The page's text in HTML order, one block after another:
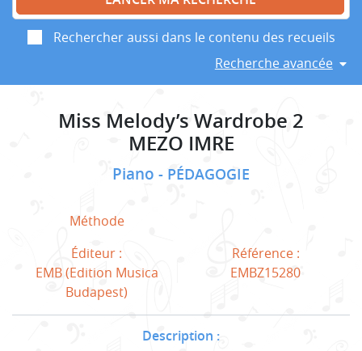
Rechercher aussi dans le contenu des recueils
Recherche avancée
Miss Melody’s Wardrobe 2
MEZO IMRE
Piano PÉDAGOGIE
Méthode
Éditeur :
EMB (Edition Musica
Budapest)
Référence :
EMBZ15280
Description :